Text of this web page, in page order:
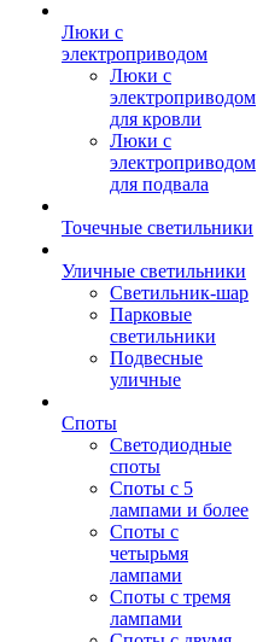
Люки с
электроприводом
Люки с
электроприводом
для кровли
Люки с
электроприводом
для подвала
Точечные светильники
Уличные светильники
Светильник-шар
Парковые
светильники
Подвесные
уличные
Споты
Светодиодные
споты
Споты с 5
лампами и более
Споты с
четырьмя
лампами
Споты с тремя
лампами